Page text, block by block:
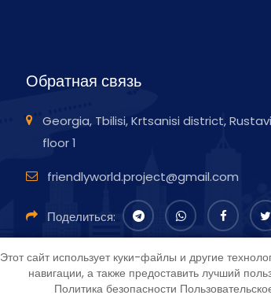
Обратная связь
Georgia, Tbilisi, Krtsanisi district,
floor 1
friendlyworld.project@gmail.com
Поделиться:
Этот сайт использует куки-файлы и другие
навигации, а также предоставить лучший
Политика безопасности